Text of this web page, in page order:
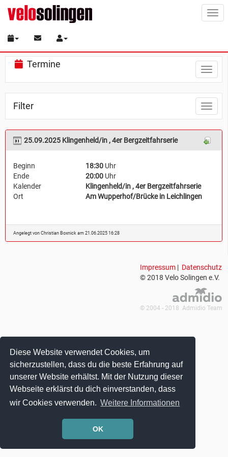
Diese Website verwendet Cookies, um
sicherzustellen, dass du die beste Erfahrung auf
unserer Website erhältst. Mit der Nutzung dieser
Webseite erklärst du dich einverstanden, dass
wir Cookies verwenden. Weitere Informationen
OK
Toggle
Termine
Toggle
Filter
25.09.2025 Klingenheld/in , 4er Bergzeitfahrserie
Beginn 18:30Uhr
Ende
20:00Uhr
Kalender
Klingenheld/in , 4er Bergzeitfahrserie
Ort
Am Wupperhof/Brücke in Leichlingen
Angelegt von Christian Boxnick am 21.06.2025 16:28
Impressum | Datenschutz
© 2018 Velo Solingen e.V.
© 2004 - 2018 Admidio Team